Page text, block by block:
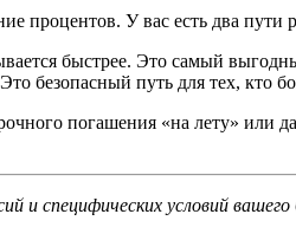
процентов. У вас есть два пути
быстрее. Это самый
безопасный путь для тех, кто
погашения «на лету» или
специфических условий вашего